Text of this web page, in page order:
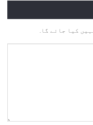
کیا جائے گا.